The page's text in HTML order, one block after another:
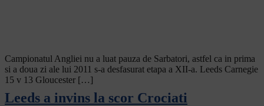
Campionatul Angliei nu a luat pauza de Sarbatori, astfel ca in prima
si a doua zi ale lui 2011 s-a desfasurat etapa a XII-a. Leeds Carnegie
15 v 13 Gloucester […]
Leeds a invins la scor Crociati